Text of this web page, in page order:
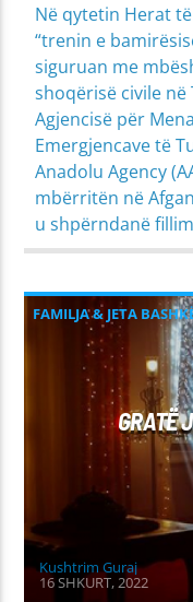
Në qytetin Herat
“trenin e
siguruan me
shoqërisë civile
Agjencisë për
Emergjencave të
Anadolu Agency
mbërritën në
u shpërndanë
FAMILJA & JETA
MIRËSJELLJA -
GRATË
Kushtrim Guraj
16 SHKURT, 2022